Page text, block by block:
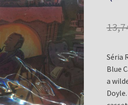
Séria
Blue
a